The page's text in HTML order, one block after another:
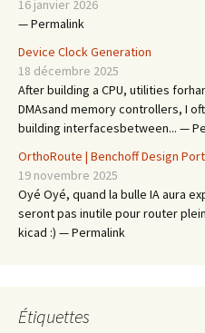
16 janvier 2026
— Permalink
Device Clock Generation
18 décembre 2025
After building a CPU, utilities
DMAsand memory controllers, I
building interfacesbetween... —
OrthoRoute | Benchoff Design
19 novembre 2025
Oyé Oyé, quand la bulle IA aura
seront pas inutile pour router
kicad :) — Permalink
Étiquettes